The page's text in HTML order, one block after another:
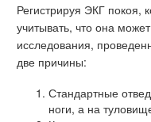
Регистрируя ЭКГ покоя,
учитывать, что она
исследования,
две причины:
Стандартные
ноги, а на